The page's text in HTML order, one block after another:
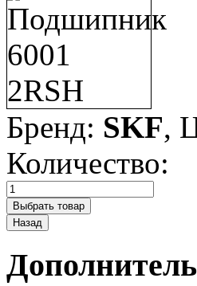
Бренд: SKF,
Количество: